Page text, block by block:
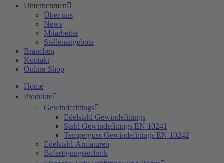
Unternehmen
Über uns
News
Mitarbeiter
Stellenangebote
Branchen
Kontakt
Online-Shop
Home
Produkte
Gewindefittings
Edelstahl Gewindefittings
Stahl Gewindefittings EN 10241
Temperguss Gewindefittings EN 10242
Edelstahl-Armaturen
Befestigungstechnik